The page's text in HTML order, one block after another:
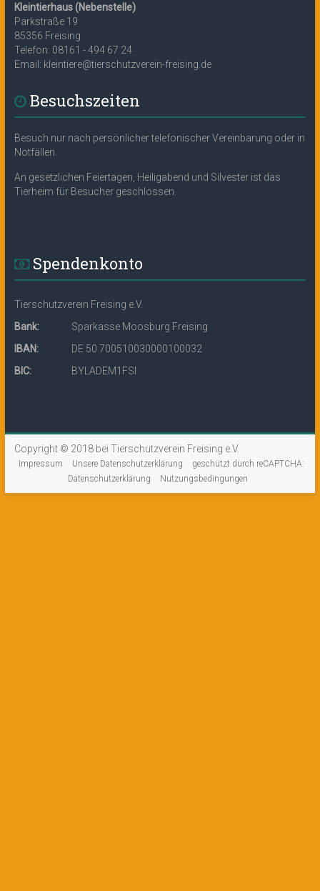
Kleintierhaus (Nebenstelle)
Parkstraße 19
85356 Freising
Telefon: 08161 - 494 67 24
Email: kleintiere@tierschutzverein-freising.de
Besuchszeiten
Besuch nur nach persönlicher telefonischer Vereinbarung oder in
Notfällen.
An gesetzlichen Feiertagen, Heiligabend und Silvester ist das
Tierheim für Besucher geschlossen.
Spendenkonto
Tierschutzverein Freising e.V.
Bank:
Sparkasse Moosburg Freising
IBAN:
DE 50 700510030000100032
BIC:
BYLADEM1FSI
Copyright © 2018 bei Tierschutzverein Freising e.V.
Impressum Unsere Datenschutzerklärung
geschützt durch reCAPTCHA:
Datenschutzerklärung
Nutzungsbedingungen